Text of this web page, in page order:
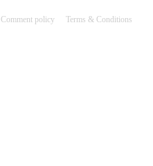
Comment policy
Terms & Conditions